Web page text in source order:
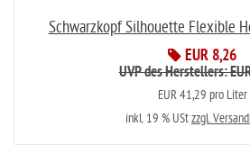
Schwarzkopf Silhouette Flexible
EUR 8,26
UVP des Herstellers:
EUR 41,29 pro Liter
inkl. 19 % UStzzgl.